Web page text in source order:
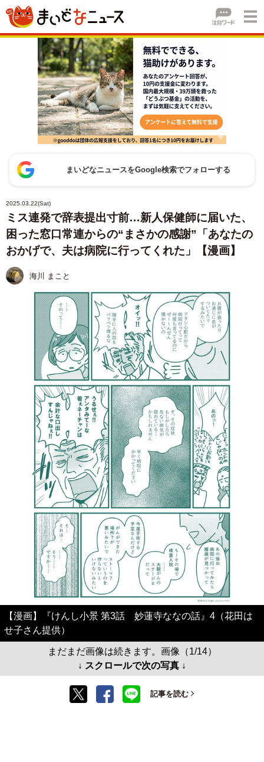
まいどなニュースをGoogle検索でフォローする
2025.03.22(Sat)
ミス連発で辞表提出寸前…新人保健師に届いた、
困った窓口常連からの“まさかの感謝”「あなたの
おかげで、夫は病院に行ってくれた」【漫画】
海川 まこと
【漫画】『けんし小景 第3話 妙蓮寺ななの話』4（花田は
せ子さん提供）
まだまだ画像は続きます。画像（1/14）
↓ スクロールで次の写真 ↓
記事を読む